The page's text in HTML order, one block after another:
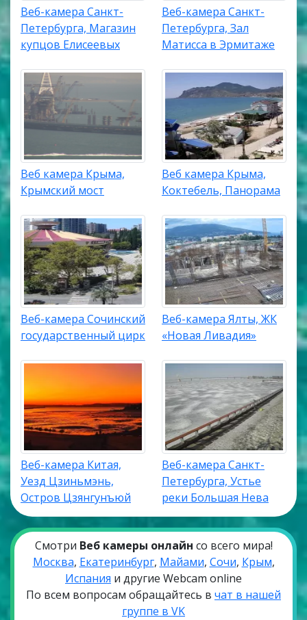
Веб-камера Санкт-
Петербурга, Магазин
купцов Елисеевых
Веб-камера Санкт-
Петербурга, Зал
Матисса в Эрмитаже
Веб камера Крыма,
Крымский мост
Веб камера Крыма,
Коктебель, Панорама
Веб-камера Сочинский
государственный цирк
Веб-камера Ялты, ЖК
«Новая Ливадия»
Веб-камера Китая,
Уезд Цзиньмэнь,
Остров Цзянгунъюй
Веб-камера Санкт-
Петербурга, Устье
реки Большая Нева
Смотри Веб камеры онлайн со всего мира!
Москва, Екатеринбург, Майами, Сочи, Крым,
Испания и другие Webcam online
По всем вопросам обращайтесь в чат в нашей
группе в VK